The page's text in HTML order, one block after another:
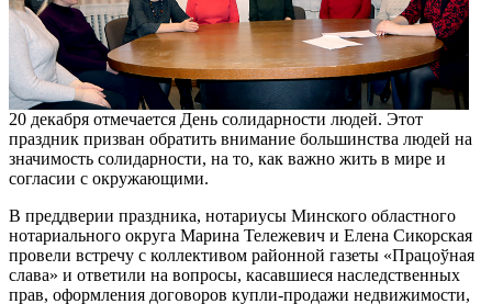
20 декабря отмечается День солидарности людей. Этот
праздник призван обратить внимание большинства людей на
значимость солидарности, на то, как важно жить в мире и
согласии с окружающими.
В преддверии праздника, нотариусы Минского областного
нотариального округа Марина Тележевич и Елена Сикорская
провели встречу с коллективом районной газеты «Працоўная
слава» и ответили на вопросы, касавшиеся наследственных
прав, оформления договоров купли-продажи недвижимости,